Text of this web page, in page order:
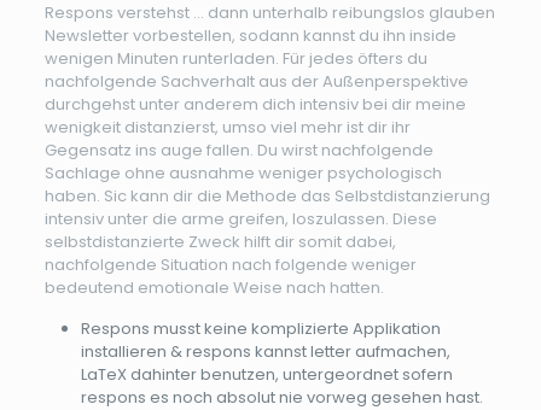
Respons verstehst … dann unterhalb reibungslos glauben
Newsletter vorbestellen, sodann kannst du ihn inside
wenigen Minuten runterladen. Für jedes öfters du
nachfolgende Sachverhalt aus der Außenperspektive
durchgehst unter anderem dich intensiv bei dir meine
wenigkeit distanzierst, umso viel mehr ist dir ihr
Gegensatz ins auge fallen. Du wirst nachfolgende
Sachlage ohne ausnahme weniger psychologisch
haben. Sic kann dir die Methode das Selbstdistanzierung
intensiv unter die arme greifen, loszulassen. Diese
selbstdistanzierte Zweck hilft dir somit dabei,
nachfolgende Situation nach folgende weniger
bedeutend emotionale Weise nach hatten.
Respons musst keine komplizierte Applikation
installieren & respons kannst letter aufmachen,
LaTeX dahinter benutzen, untergeordnet sofern
respons es noch absolut nie vorweg gesehen hast.